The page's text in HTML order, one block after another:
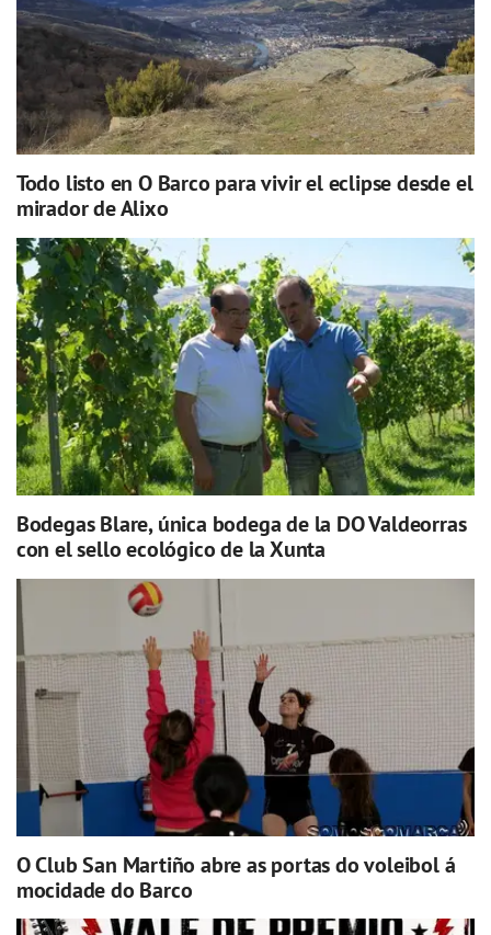
Todo listo en O Barco para vivir el eclipse desde el
mirador de Alixo
Bodegas Blare, única bodega de la DO Valdeorras
con el sello ecológico de la Xunta
O Club San Martiño abre as portas do voleibol á
mocidade do Barco